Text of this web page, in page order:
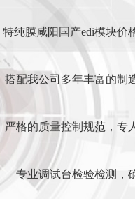
特纯膜咸阳国产edi模块价
搭配我公司多年丰富的制
严格的质量控制规范，专
专业调试台检验检测，